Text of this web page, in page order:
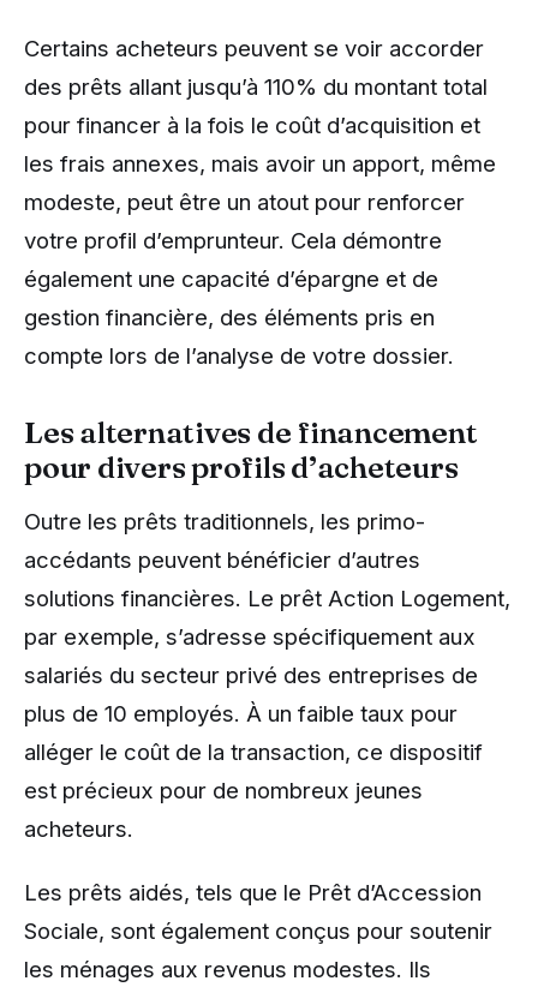
Certains acheteurs peuvent se voir accorder
des prêts allant jusqu’à 110% du montant total
pour financer à la fois le coût d’acquisition et
les frais annexes, mais avoir un apport, même
modeste, peut être un atout pour renforcer
votre profil d’emprunteur. Cela démontre
également une capacité d’épargne et de
gestion financière, des éléments pris en
compte lors de l’analyse de votre dossier.
Les alternatives de financement
pour divers profils d’acheteurs
Outre les prêts traditionnels, les primo-
accédants peuvent bénéficier d’autres
solutions financières. Le prêt Action Logement,
par exemple, s’adresse spécifiquement aux
salariés du secteur privé des entreprises de
plus de 10 employés. À un faible taux pour
alléger le coût de la transaction, ce dispositif
est précieux pour de nombreux jeunes
acheteurs.
Les prêts aidés, tels que le Prêt d’Accession
Sociale, sont également conçus pour soutenir
les ménages aux revenus modestes. Ils